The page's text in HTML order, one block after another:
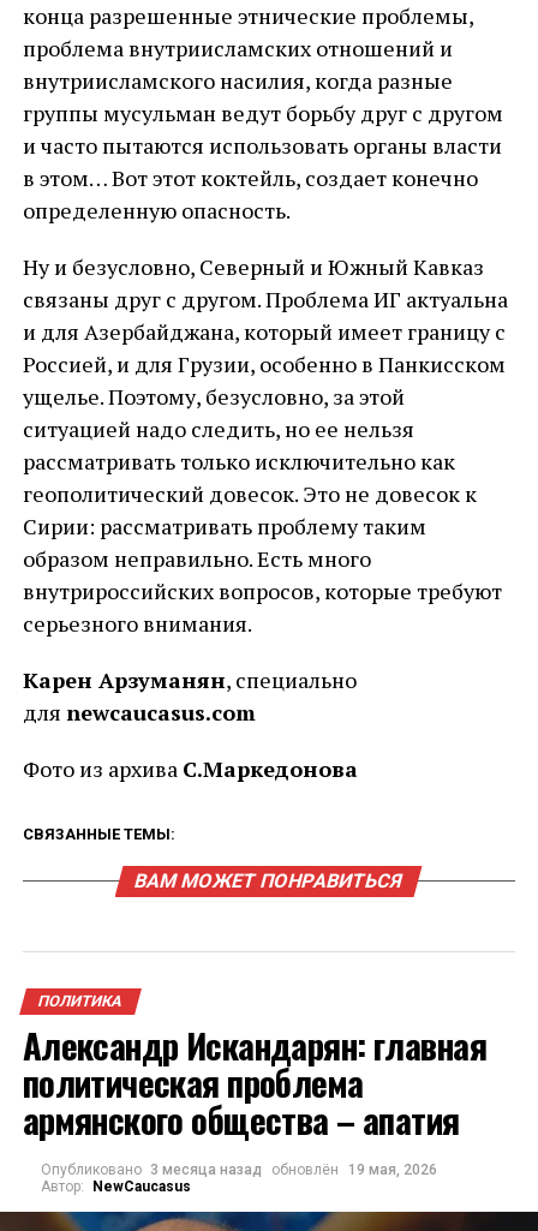
конца разрешенные этнические проблемы,
проблема внутриисламских отношений и
внутриисламского насилия, когда разные
группы мусульман ведут борьбу друг с другом
и часто пытаются использовать органы власти
в этом… Вот этот коктейль, создает конечно
определенную опасность.
Ну и безусловно, Северный и Южный Кавказ
связаны друг с другом. Проблема ИГ актуальна
и для Азербайджана, который имеет границу с
Россией, и для Грузии, особенно в Панкисском
ущелье. Поэтому, безусловно, за этой
ситуацией надо следить, но ее нельзя
рассматривать только исключительно как
геополитический довесок. Это не довесок к
Сирии: рассматривать проблему таким
образом неправильно. Есть много
внутрироссийских вопросов, которые требуют
серьезного внимания.
Карен Арзуманян, специально
для newcaucasus.com
Фото из архива С.Маркедонова
СВЯЗАННЫЕ ТЕМЫ:
ВАМ МОЖЕТ ПОНРАВИТЬСЯ
ПОЛИТИКА
Александр Искандарян: главная
политическая проблема
армянского общества – апатия
Опубликовано 3 месяца назад обновлён
19 мая, 2026
Автор:
NewCaucasus